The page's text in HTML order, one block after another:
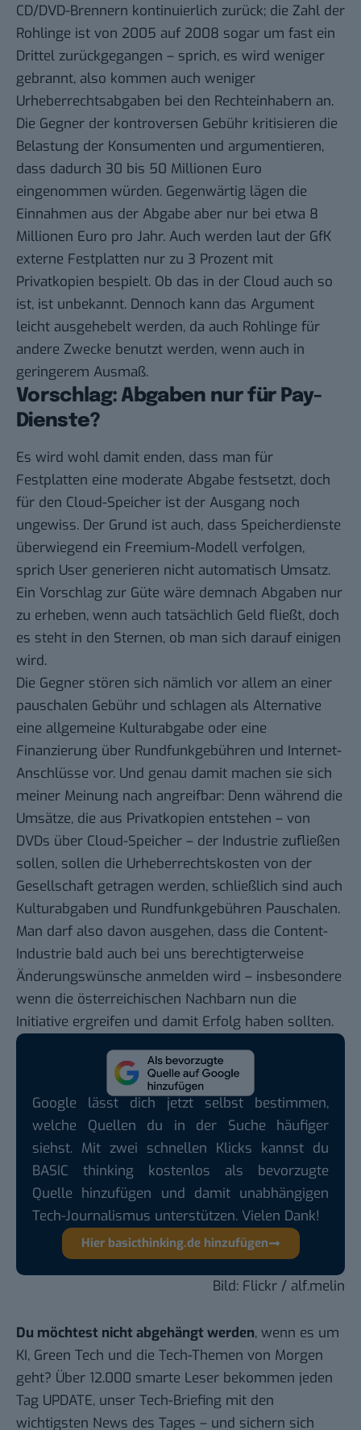
CD/DVD-Brennern kontinuierlich zurück; die Zahl der
Rohlinge ist von 2005 auf 2008 sogar um fast ein
Drittel zurückgegangen – sprich, es wird weniger
gebrannt, also kommen auch weniger
Urheberrechtsabgaben bei den Rechteinhabern an.
Die Gegner der kontroversen Gebühr kritisieren die
Belastung der Konsumenten und argumentieren,
dass dadurch 30 bis 50 Millionen Euro
eingenommen würden. Gegenwärtig lägen die
Einnahmen aus der Abgabe aber nur bei etwa 8
Millionen Euro pro Jahr. Auch werden laut der GfK
externe Festplatten nur zu 3 Prozent mit
Privatkopien bespielt. Ob das in der Cloud auch so
ist, ist unbekannt. Dennoch kann das Argument
leicht ausgehebelt werden, da auch Rohlinge für
andere Zwecke benutzt werden, wenn auch in
geringerem Ausmaß.
Vorschlag: Abgaben nur für Pay-
Dienste?
Es wird wohl damit enden, dass man für
Festplatten eine moderate Abgabe festsetzt, doch
für den Cloud-Speicher ist der Ausgang noch
ungewiss. Der Grund ist auch, dass Speicherdienste
überwiegend ein Freemium-Modell verfolgen,
sprich User generieren nicht automatisch Umsatz.
Ein Vorschlag zur Güte wäre demnach Abgaben nur
zu erheben, wenn auch tatsächlich Geld fließt, doch
es steht in den Sternen, ob man sich darauf einigen
wird.
Die Gegner stören sich nämlich vor allem an einer
pauschalen Gebühr und schlagen als Alternative
eine allgemeine Kulturabgabe oder eine
Finanzierung über Rundfunkgebühren und Internet-
Anschlüsse vor. Und genau damit machen sie sich
meiner Meinung nach angreifbar: Denn während die
Umsätze, die aus Privatkopien entstehen – von
DVDs über Cloud-Speicher – der Industrie zufließen
sollen, sollen die Urheberrechtskosten von der
Gesellschaft getragen werden, schließlich sind auch
Kulturabgaben und Rundfunkgebühren Pauschalen.
Man darf also davon ausgehen, dass die Content-
Industrie bald auch bei uns berechtigterweise
Änderungswünsche anmelden wird – insbesondere
wenn die österreichischen Nachbarn nun die
Initiative ergreifen und damit Erfolg haben sollten.
Google lässt dich jetzt selbst bestimmen,
welche Quellen du in der Suche häufiger
siehst. Mit zwei schnellen Klicks kannst du
BASIC thinking kostenlos als bevorzugte
Quelle hinzufügen und damit unabhängigen
Tech-Journalismus unterstützen. Vielen Dank!
Hier basicthinking.de hinzufügen
Bild: Flickr / alf.melin
Du möchtest nicht abgehängt werden, wenn es um
KI, Green Tech und die Tech-Themen von Morgen
geht? Über 12.000 smarte Leser bekommen jeden
Tag UPDATE, unser Tech-Briefing mit den
wichtigsten News des Tages – und sichern sich